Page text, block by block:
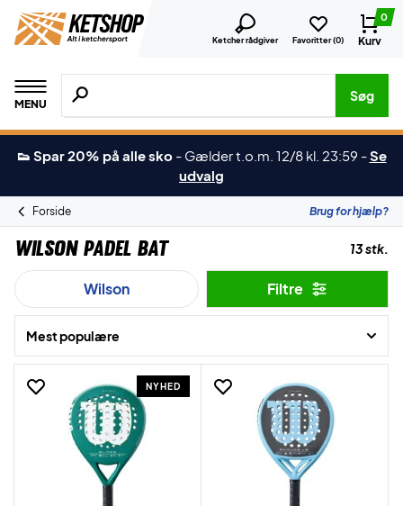
Ketcher rådgiver Favoritter (0)
0
Kurv
MENU
Søg efter produkter, mærker etc.
Søg
👟 Spar 20% på alle sko - Gælder t.o.m. 12/8 kl. 23:59 -Se
udvalg
Forside Brug for hjælp?
Wilson Padel Bat 13 stk.
Wilson Filtre
Mest populære
NYHED